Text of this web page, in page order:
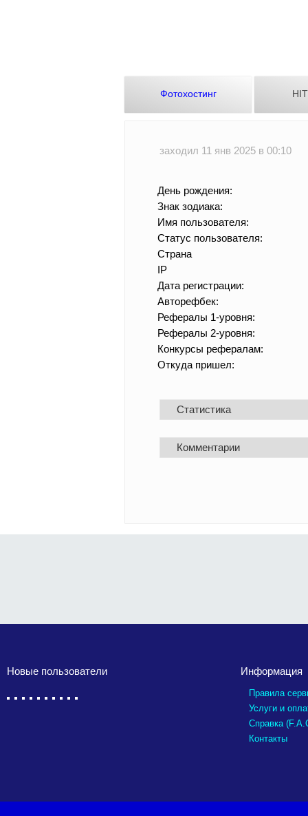
Фотохостинг
заходил 11 янв 2025 в 00:10
День рождения:
Знак зодиака:
Имя пользователя:
Статус пользователя:
Страна
IP
Дата регистрации:
Авторефбек:
Рефералы 1-уровня:
Рефералы 2-уровня:
Конкурсы рефералам:
Откуда пришел:
Статистика
Комментарии
Новые пользователи Информация
Правила
Услуги и
Справка
Контакты